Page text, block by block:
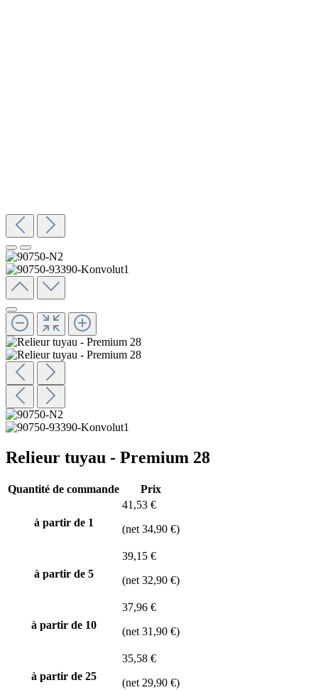
Relieur tuyau - Premium 28
Quantité de commande Prix
à partir de 1
41,53 €
(net 34,90 €)
à partir de 5
39,15 €
(net 32,90 €)
à partir de 10
37,96 €
(net 31,90 €)
à partir de 25
35,58 €
(net 29,90 €)